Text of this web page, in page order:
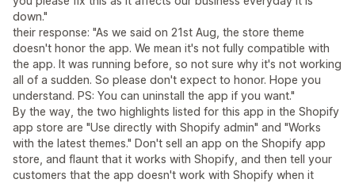
down."
their response: "As we said on 21st Aug, the store theme
doesn't honor the app. We mean it's not fully compatible with
the app. It was running before, so not sure why it's not working
all of a sudden. So please don't expect to honor. Hope you
understand. PS: You can uninstall the app if you want."
By the way, the two highlights listed for this app in the Shopify
app store are "Use directly with Shopify admin" and "Works
with the latest themes." Don't sell an app on the Shopify app
store, and flaunt that it works with Shopify, and then tell your
customers that the app doesn't work with Shopify when it